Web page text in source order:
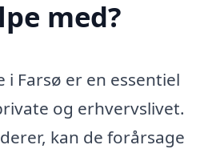
med?
Farsø er en essentiel
og erhvervslivet.
kan de forårsage